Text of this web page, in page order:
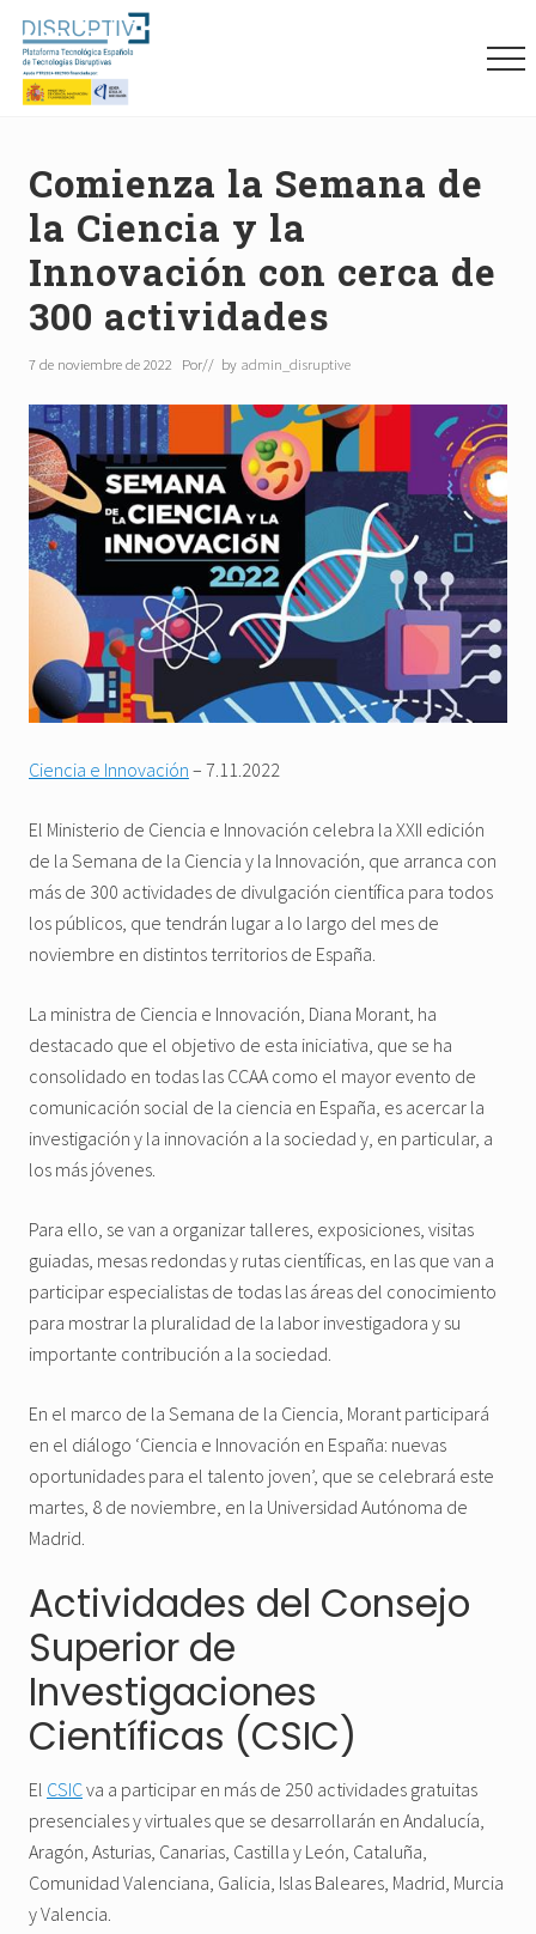
Menu
Skip
main
content
Skip
primary
sidebar
Skip
footer
Comienza la Semana de
la Ciencia y la
Innovación con cerca de
300 actividades
7 de noviembre de 2022 Por// by admin_disruptive
Ciencia e Innovación – 7.11.2022
El Ministerio de Ciencia e Innovación celebra la XXII edición
de la Semana de la Ciencia y la Innovación, que arranca con
más de 300 actividades de divulgación científica para todos
los públicos, que tendrán lugar a lo largo del mes de
noviembre en distintos territorios de España.
La ministra de Ciencia e Innovación, Diana Morant, ha
destacado que el objetivo de esta iniciativa, que se ha
consolidado en todas las CCAA como el mayor evento de
comunicación social de la ciencia en España, es acercar la
investigación y la innovación a la sociedad y, en particular, a
los más jóvenes.
Para ello, se van a organizar talleres, exposiciones, visitas
guiadas, mesas redondas y rutas científicas, en las que van a
participar especialistas de todas las áreas del conocimiento
para mostrar la pluralidad de la labor investigadora y su
importante contribución a la sociedad.
En el marco de la Semana de la Ciencia, Morant participará
en el diálogo ‘Ciencia e Innovación en España: nuevas
oportunidades para el talento joven’, que se celebrará este
martes, 8 de noviembre, en la Universidad Autónoma de
Madrid.
Actividades del Consejo
Superior de
Investigaciones
Científicas (CSIC)
El CSICva a participar en más de 250 actividades gratuitas
presenciales y virtuales que se desarrollarán en Andalucía,
Aragón, Asturias, Canarias, Castilla y León, Cataluña,
Comunidad Valenciana, Galicia, Islas Baleares, Madrid, Murcia
y Valencia.